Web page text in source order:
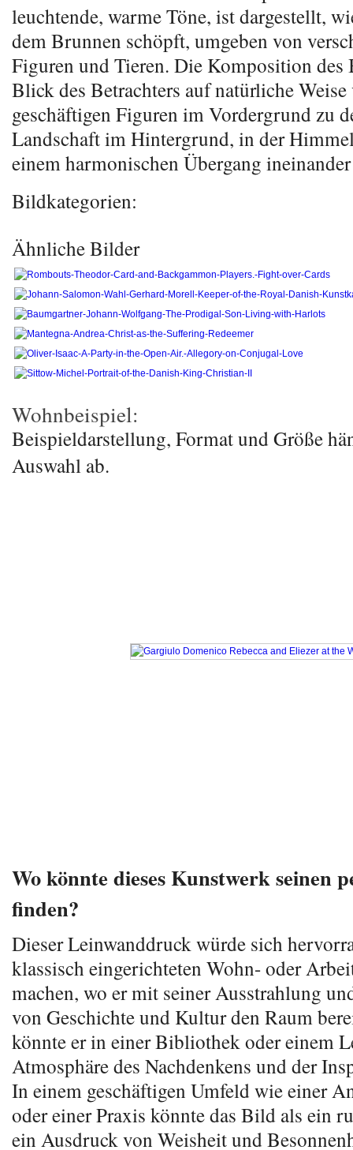
leuchtende, warme Töne, ist dargestellt,
dem Brunnen schöpft, umgeben von
Figuren und Tieren. Die Komposition des
Blick des Betrachters auf natürliche Weise
geschäftigen Figuren im Vordergrund zu
Landschaft im Hintergrund, in der
einem harmonischen Übergang
Bildkategorien:
Ähnliche Bilder
Wohnbeispiel:
Beispieldarstellung, Format und Größe
Auswahl ab.
Wo könnte dieses Kunstwerk seinen
finden?
Dieser Leinwanddruck würde sich
klassisch eingerichteten Wohn- oder
machen, wo er mit seiner Ausstrahlung
von Geschichte und Kultur den Raum
könnte er in einer Bibliothek oder einem
Atmosphäre des Nachdenkens und der
In einem geschäftigen Umfeld wie einer
oder einer Praxis könnte das Bild als ein
ein Ausdruck von Weisheit und